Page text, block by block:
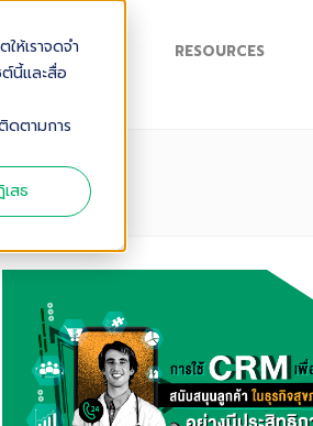
ห้เราจดจำ
ต์นี้และสื่อ
ดตามการ
สธ
& SUPPORT RESOURCES